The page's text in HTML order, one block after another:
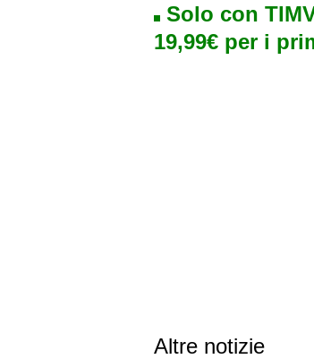
Solo con
19,99€ per i
Altre notizie